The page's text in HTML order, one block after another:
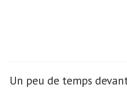
Un peu de temps